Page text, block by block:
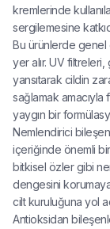
kremlerinde
sergilemesine
Bu ürünlerde genel
yer alır. UV filtreleri,
yansıtarak cildin
sağlamak amacıyla
yaygın bir
Nemlendirici
içeriğinde önemli
bitkisel özler gibi
dengesini korumaya
cilt kuruluğuna yol
Antioksidan